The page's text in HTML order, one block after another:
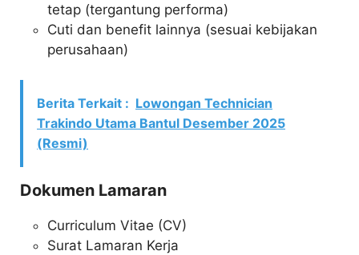
tetap (tergantung performa)
Cuti dan benefit lainnya (sesuai kebijakan
perusahaan)
Berita Terkait : Lowongan Technician
Trakindo Utama Bantul Desember 2025
(Resmi)
Dokumen Lamaran
Curriculum Vitae (CV)
Surat Lamaran Kerja